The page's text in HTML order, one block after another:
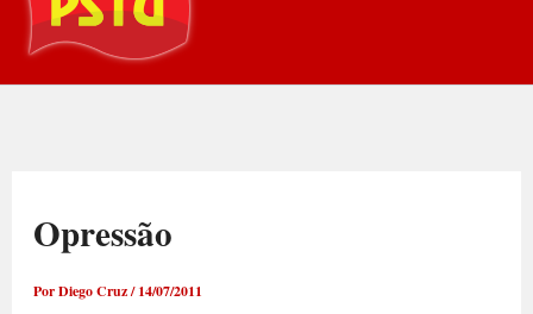
Opressão
PorDiego Cruz/14/07/2011